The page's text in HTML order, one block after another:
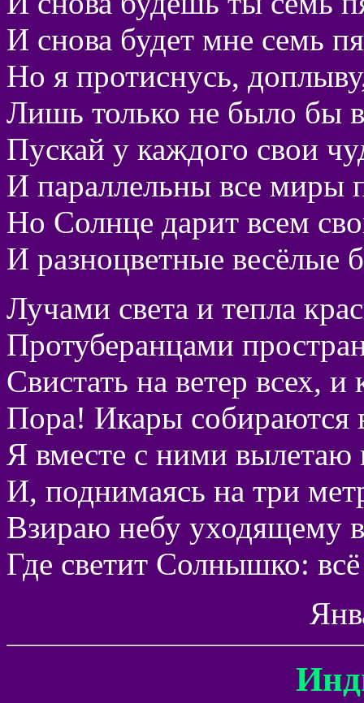
И снова будет мне семь
Но я протиснусь,
Лишь только не было бы
Пускай у каждого свои
И параллельны все миры
Но Солнце дарит всем
И разноцветные весёлые
Лучами света и тепла
Протуберанцами
Свистать на ветер всех,
Пора! Икары собираются
Я вместе с ними вылетаю
И, поднимаясь на три
Взираю небу уходящему
Где светит Солнышко: